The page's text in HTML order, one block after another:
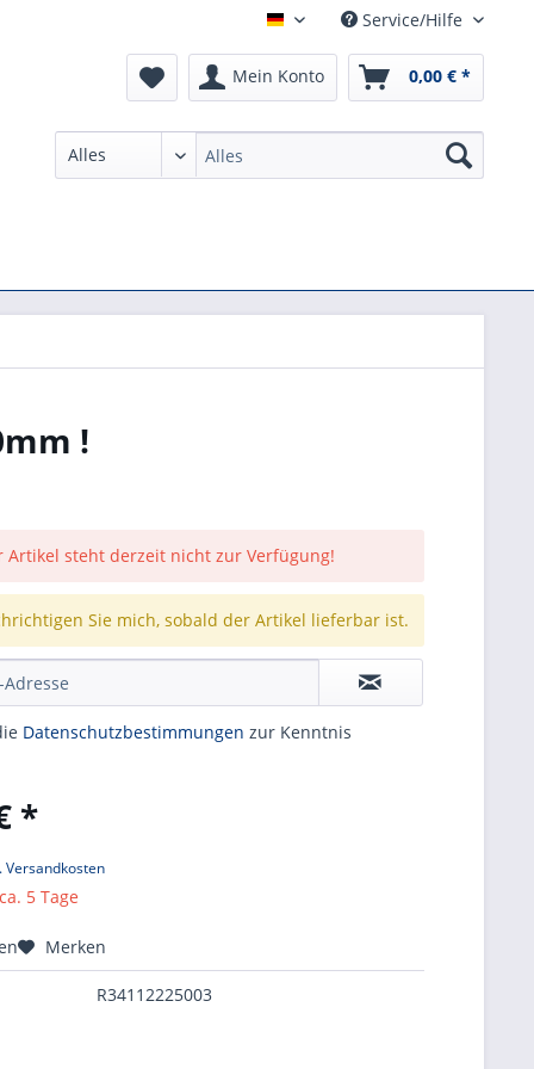
German Service/Hilfe
Mein Konto 0,00 € *
!
Artikel steht derzeit nicht zur Verfügung!
Sie mich, sobald der Artikel lieferbar ist.
Datenschutzbestimmungen zur Kenntnis
*
Versandkosten
5 Tage
Merken
R34112225003